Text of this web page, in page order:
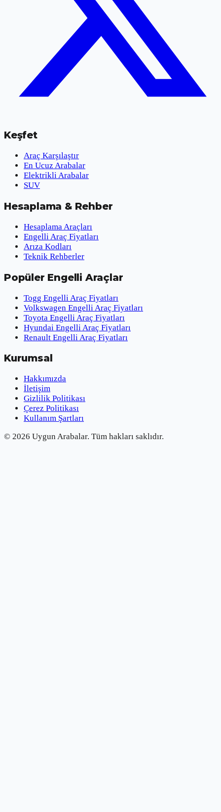
Keşfet
Araç Karşılaştır
En Ucuz Arabalar
Elektrikli Arabalar
SUV
Hesaplama & Rehber
Hesaplama Araçları
Engelli Araç Fiyatları
Arıza Kodları
Teknik Rehberler
Popüler Engelli Araçlar
Togg Engelli Araç Fiyatları
Volkswagen Engelli Araç Fiyatları
Toyota Engelli Araç Fiyatları
Hyundai Engelli Araç Fiyatları
Renault Engelli Araç Fiyatları
Kurumsal
Hakkımızda
İletişim
Gizlilik Politikası
Çerez Politikası
Kullanım Şartları
© 2026 Uygun Arabalar. Tüm hakları saklıdır.